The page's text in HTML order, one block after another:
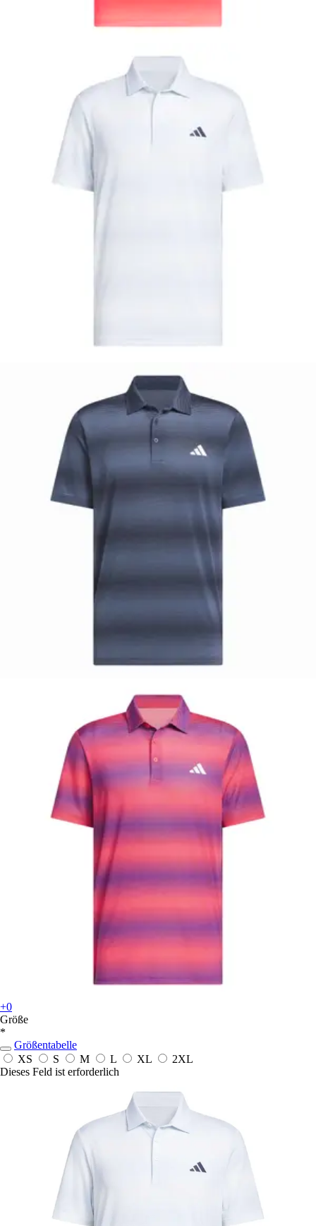
+0
Größe
*
Größentabelle
XS
S M L XL
2XL
Dieses Feld ist erforderlich